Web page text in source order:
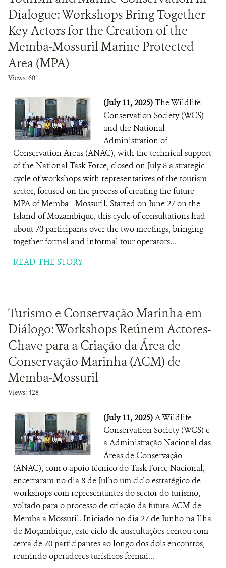
Dialogue: Workshops Bring Together
Key Actors for the Creation of the
Memba-Mossuril Marine Protected
Area (MPA)
Views: 601
(July 11, 2025)The Wildlife
Conservation Society (WCS)
and the National
Administration of
Conservation Areas (ANAC), with the technical support
of the National Task Force, closed on July 8 a strategic
cycle of workshops with representatives of the tourism
sector, focused on the process of creating the future
MPA of Memba - Mossuril. Started on June 27 on the
Island of Mozambique, this cycle of consultations had
about 70 participants over the two meetings, bringing
together formal and informal tour operators...
READ THE STORY
Turismo e Conservação Marinha em
Diálogo: Workshops Reúnem Actores-
Chave para a Criação da Área de
Conservação Marinha (ACM) de
Memba-Mossuril
Views: 428
(July 11, 2025)A Wildlife
Conservation Society (WCS) e
a Administração Nacional das
Áreas de Conservação
(ANAC), com o apoio técnico do Task Force Nacional,
encerraram no dia 8 de Julho um ciclo estratégico de
workshops com representantes do sector do turismo,
voltado para o processo de criação da futura ACM de
Memba a Mossuril. Iniciado no dia 27 de Junho na Ilha
de Moçambique, este ciclo de auscultações contou com
cerca de 70 participantes ao longo dos dois encontros,
reunindo operadores turísticos formai...